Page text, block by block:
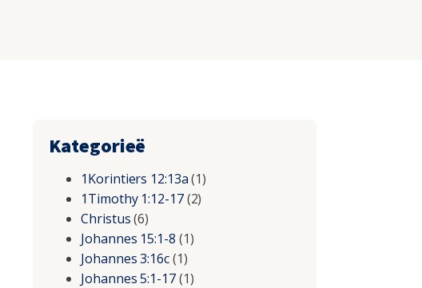
Kategorieë
1Korintiers 12:13a(1)
1Timothy 1:12-17(2)
Christus(6)
Johannes 15:1-8 (1)
Johannes 3:16c(1)
Johannes 5:1-17(1)